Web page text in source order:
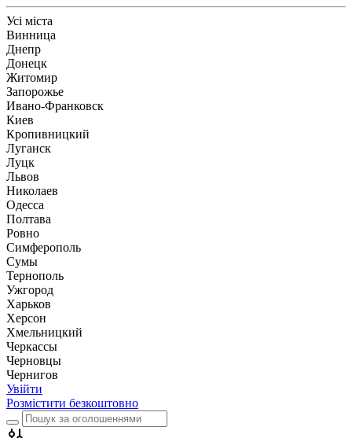
Усі міста
Винница
Днепр
Донецк
Житомир
Запорожье
Ивано-Франковск
Киев
Кропивницкий
Луганск
Луцк
Львов
Николаев
Одесса
Полтава
Ровно
Симферополь
Сумы
Тернополь
Ужгород
Харьков
Херсон
Хмельницкий
Черкассы
Чернoвцы
Чернигов
Увійти
Розмістити безкоштовно